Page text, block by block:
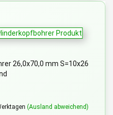
26,0x70,0 mm S=10x26
(Ausland abweichend)